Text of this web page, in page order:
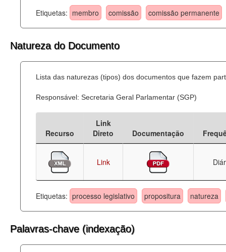
Etiquetas: membro comissão comissão permanente
Natureza do Documento
Lista das naturezas (tipos) dos documentos que fazem
Responsável: Secretaria Geral Parlamentar (SGP)
Recurso
Link
Direto
Documentação
Link
Etiquetas: processo legislativo propositura natureza
Palavras-chave (indexação)